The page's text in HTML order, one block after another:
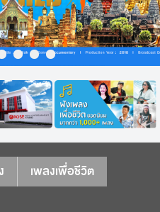
เพลงเพื่อชีวิต